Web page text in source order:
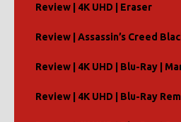
Review | 4K UHD | Eraser
Review | Assassin’s Creed
Review | 4K UHD | Blu-Ray |
Review | 4K UHD | Blu-Ray